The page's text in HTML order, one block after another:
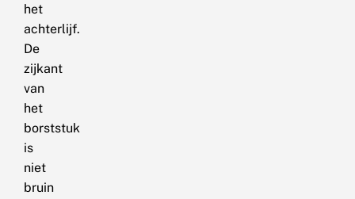
het
achterlijf.
De
zijkant
van
het
borststuk
is
niet
bruin